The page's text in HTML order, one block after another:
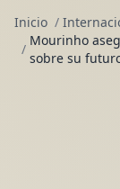
Inicio /
/
Mourinho
sobre su